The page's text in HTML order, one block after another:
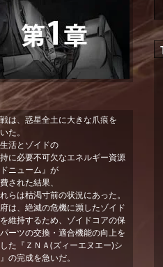
は、惑星全土に大きな爪痕を
た。
活とゾイドの
に必要不可欠なエネルギー資源
ドニューム』が
された結果、
らは枯渇寸前の状況にあった。
は、絶滅の危機に瀕したゾイド
維持するため、ゾイドコアの保
ーツの交換・適合機能の向上を
た『ＺＮＡ(ズィーエヌエー)シ
の完成を急いだ。